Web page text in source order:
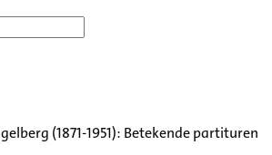
(1871-1951): Betekende partituren